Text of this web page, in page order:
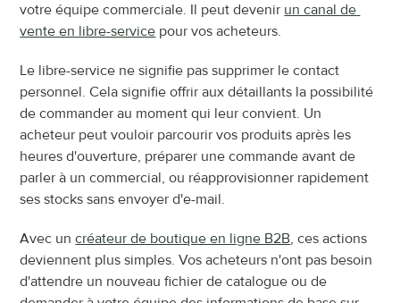
votre équipe commerciale. Il peut devenir un canal de
vente en libre-service pour vos acheteurs.
Le libre-service ne signifie pas supprimer le contact
personnel. Cela signifie offrir aux détaillants la possibilité
de commander au moment qui leur convient. Un
acheteur peut vouloir parcourir vos produits après les
heures d'ouverture, préparer une commande avant de
parler à un commercial, ou réapprovisionner rapidement
ses stocks sans envoyer d'e-mail.
Avec un créateur de boutique en ligne B2B, ces actions
deviennent plus simples. Vos acheteurs n'ont pas besoin
d'attendre un nouveau fichier de catalogue ou de